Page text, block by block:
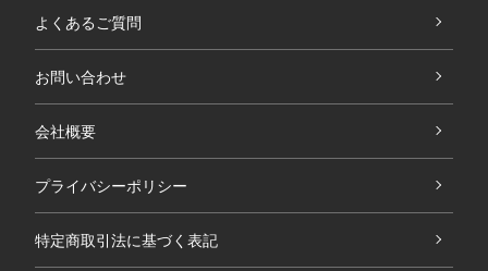
よくあるご質問
お問い合わせ
会社概要
プライバシーポリシー
特定商取引法に基づく表記